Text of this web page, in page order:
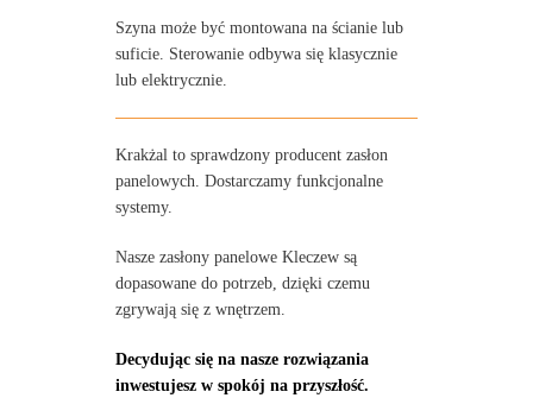
Szyna może być montowana na ścianie lub
suficie. Sterowanie odbywa się klasycznie
lub elektrycznie.
Krakżal to sprawdzony producent zasłon
panelowych. Dostarczamy funkcjonalne
systemy.
Nasze zasłony panelowe Kleczew są
dopasowane do potrzeb, dzięki czemu
zgrywają się z wnętrzem.
Decydując się na nasze rozwiązania
inwestujesz w spokój na przyszłość.